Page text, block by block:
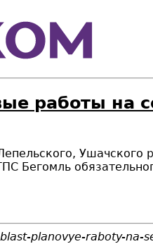
работы на
Ушачского
Бегомль
planovye-raboty-na-